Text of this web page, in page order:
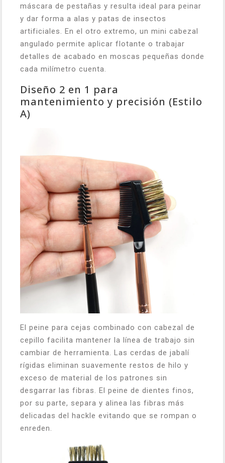
máscara de pestañas y resulta ideal para peinar
y dar forma a alas y patas de insectos
artificiales. En el otro extremo, un mini cabezal
angulado permite aplicar flotante o trabajar
detalles de acabado en moscas pequeñas donde
cada milímetro cuenta.
Diseño 2 en 1 para
mantenimiento y precisión (Estilo
A)
El peine para cejas combinado con cabezal de
cepillo facilita mantener la línea de trabajo sin
cambiar de herramienta. Las cerdas de jabalí
rígidas eliminan suavemente restos de hilo y
exceso de material de los patrones sin
desgarrar las fibras. El peine de dientes finos,
por su parte, separa y alinea las fibras más
delicadas del hackle evitando que se rompan o
enreden.